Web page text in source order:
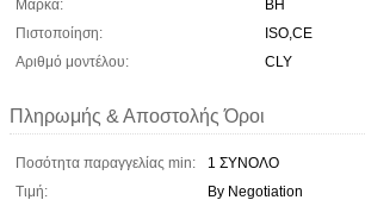
Μάρκα:
BH
Πιστοποίηση:
ISO,CE
Αριθμό μοντέλου:
CLY
Πληρωμής & Αποστολής Όροι
Ποσότητα παραγγελίας min:
1 ΣΥΝΟΛΟ
Τιμή:
By Negotiation